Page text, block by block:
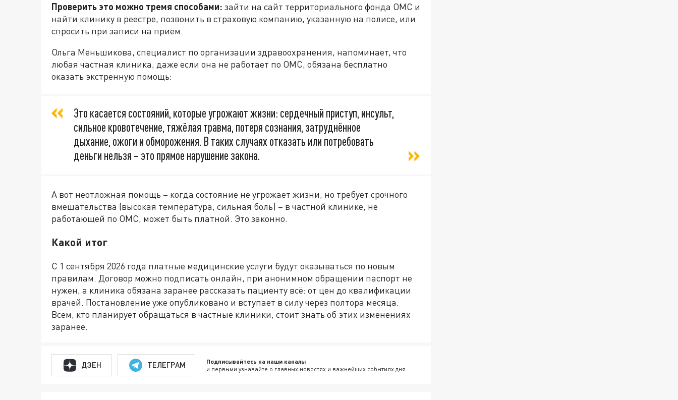
Проверить это можно тремя способами: зайти на сайт территориального фонда ОМС и
найти клинику в реестре, позвонить в страховую компанию, указанную на полисе, или
спросить при записи на приём.
Ольга Меньшикова, специалист по организации здравоохранения, напоминает, что
любая частная клиника, даже если она не работает по ОМС, обязана бесплатно
оказать экстренную помощь:
Это касается состояний, которые угрожают жизни: сердечный приступ, инсульт,
сильное кровотечение, тяжёлая травма, потеря сознания, затруднённое
дыхание, ожоги и обморожения. В таких случаях отказать или потребовать
деньги нельзя – это прямое нарушение закона.
А вот неотложная помощь – когда состояние не угрожает жизни, но требует срочного
вмешательства (высокая температура, сильная боль) – в частной клинике, не
работающей по ОМС, может быть платной. Это законно.
Какой итог
С 1 сентября 2026 года платные медицинские услуги будут оказываться по новым
правилам. Договор можно подписать онлайн, при анонимном обращении паспорт не
нужен, а клиника обязана заранее рассказать пациенту всё: от цен до квалификации
врачей. Постановление уже опубликовано и вступает в силу через полтора месяца.
Всем, кто планирует обращаться в частные клиники, стоит знать об этих изменениях
заранее.
ДЗЕН ТЕЛЕГРАМ Подписывайтесь на наши каналы
и первыми узнавайте о главных новостях и важнейших событиях дня.